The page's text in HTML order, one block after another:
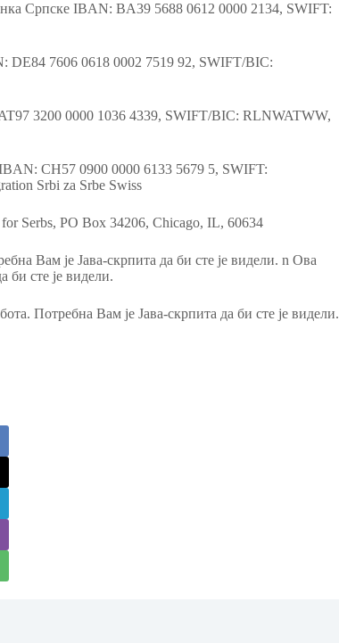
Српске IBAN: BA39 5688 0612 0000 2134, SWIFT:
DE84 7606 0618 0002 7519 92, SWIFT/BIC:
3200 0000 1036 4339, SWIFT/BIC: RLNWATWW,
CH57 0900 0000 6133 5679 5, SWIFT:
Srbi za Srbe Swiss
Serbs, PO Box 34206, Chicago, IL, 60634
Вам је Јава-скрпита да би сте је видели. n Ова
би сте је видели.
Потребна Вам је Јава-скрпита да би сте је видели.